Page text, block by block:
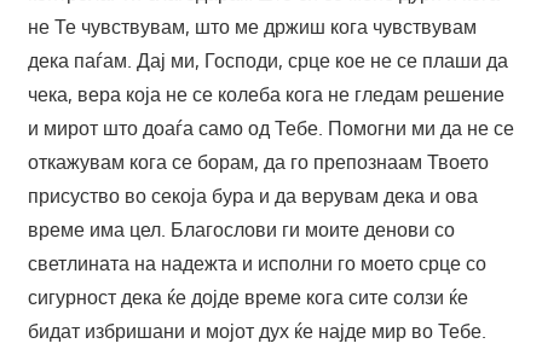
не Те чувствувам, што ме држиш кога чувствувам
дека паѓам. Дај ми, Господи, срце кое не се плаши да
чека, вера која не се колеба кога не гледам решение
и мирот што доаѓа само од Тебе. Помогни ми да не се
откажувам кога се борам, да го препознаам Твоето
присуство во секоја бура и да верувам дека и ова
време има цел. Благослови ги моите денови со
светлината на надежта и исполни го моето срце со
сигурност дека ќе дојде време кога сите солзи ќе
бидат избришани и мојот дух ќе најде мир во Тебе.